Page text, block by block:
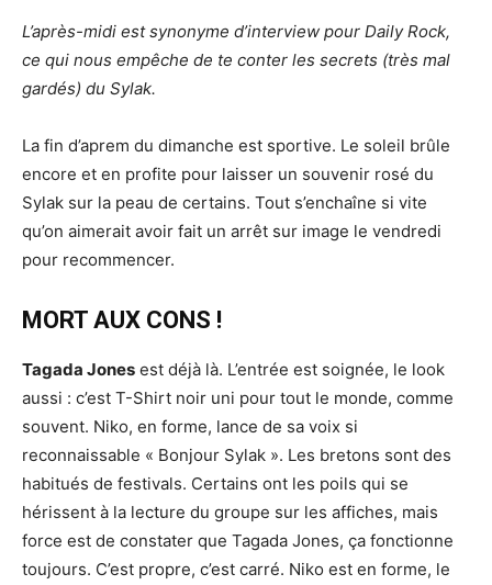
L’après-midi est synonyme d’interview pour Daily Rock,
ce qui nous empêche de te conter les secrets (très mal
gardés) du Sylak.
La fin d’aprem du dimanche est sportive. Le soleil brûle
encore et en profite pour laisser un souvenir rosé du
Sylak sur la peau de certains. Tout s’enchaîne si vite
qu’on aimerait avoir fait un arrêt sur image le vendredi
pour recommencer.
MORT AUX CONS !
Tagada Jones est déjà là. L’entrée est soignée, le look
aussi : c’est T-Shirt noir uni pour tout le monde, comme
souvent. Niko, en forme, lance de sa voix si
reconnaissable « Bonjour Sylak ». Les bretons sont des
habitués de festivals. Certains ont les poils qui se
hérissent à la lecture du groupe sur les affiches, mais
force est de constater que Tagada Jones, ça fonctionne
toujours. C’est propre, c’est carré. Niko est en forme, le